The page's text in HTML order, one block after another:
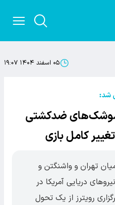
۰۵ اسفند ۱۴۰۴ ۱۹:۰۷
شد:
موشک‌های ضدکشتی
کامل بازی
تهران و واشنگتن و
دریایی آمریکا در
رویترز از یک تحول